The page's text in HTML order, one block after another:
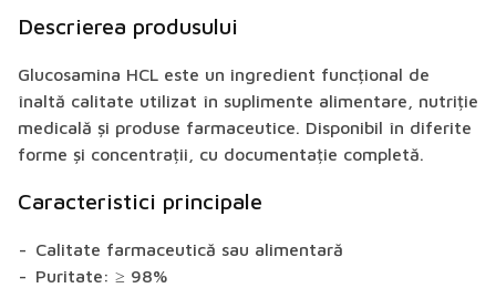
Descrierea produsului
Glucosamina HCL este un ingredient funcțional de
înaltă calitate utilizat în suplimente alimentare, nutriție
medicală și produse farmaceutice. Disponibil în diferite
forme și concentrații, cu documentație completă.
Caracteristici principale
Calitate farmaceutică sau alimentară
Puritate: ≥ 98%